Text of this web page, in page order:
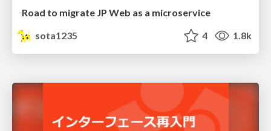
Road to migrate JP Web as a microservice
sota1235
4 1.8k